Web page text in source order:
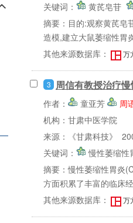
关键词：
黄芪皂苷
摘要： 目的:观察黄芪皂
造模,建立大鼠萎缩性胃
其他来源数据库：
万
3 周信有教授治疗
作者：
童亚芳
周
机构：甘肃中医学院
来源：《甘肃科技》
关键词：
慢性萎缩性
摘要：慢性萎缩性胃炎
方面积累了丰富的临床
其他来源数据库：
万